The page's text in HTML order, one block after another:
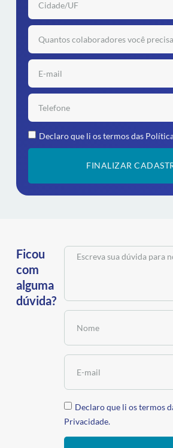
Declaro que li os termos das
FINALIZAR
Ficou
com
alguma
dúvida?
Declaro que li os termos
Privacidade.